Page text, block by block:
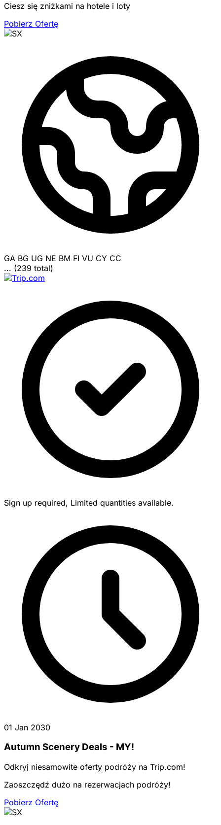
Ciesz się zniżkami na hotele i loty
Pobierz Ofertę
GA BG UG NE BM FI VU CY CC
... (239 total)
Sign up required, Limited quantities available.
01 Jan 2030
Autumn Scenery Deals - MY!
Odkryj niesamowite oferty podróży na Trip.com!
Zaoszczędź dużo na rezerwacjach podróży!
Pobierz Ofertę